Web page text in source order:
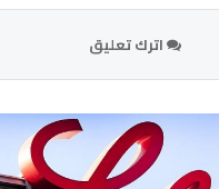
اترك تعليق